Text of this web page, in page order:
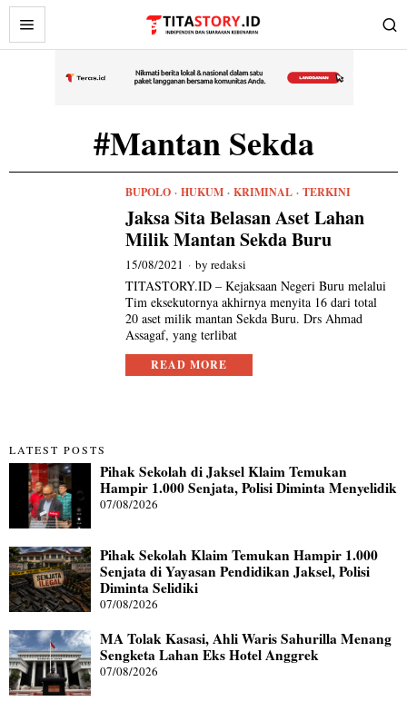
#Mantan Sekda
BUPOLO · HUKUM · KRIMINAL · TERKINI
Jaksa Sita Belasan Aset Lahan
Milik Mantan Sekda Buru
15/08/2021 byredaksi
TITASTORY.ID – Kejaksaan Negeri Buru melalui
Tim eksekutornya akhirnya menyita 16 dari total
20 aset milik mantan Sekda Buru. Drs Ahmad
Assagaf, yang terlibat
READ MORE
LATEST POSTS
Pihak Sekolah di Jaksel Klaim Temukan
Hampir 1.000 Senjata, Polisi Diminta Menyelidik
07/08/2026
Pihak Sekolah Klaim Temukan Hampir 1.000
Senjata di Yayasan Pendidikan Jaksel, Polisi
Diminta Selidiki
07/08/2026
MA Tolak Kasasi, Ahli Waris Sahurilla Menang
Sengketa Lahan Eks Hotel Anggrek
07/08/2026